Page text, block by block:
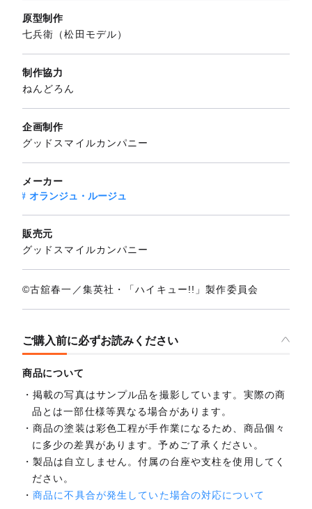
原型制作
七兵衛（松田モデル）
制作協力
ねんどろん
企画制作
グッドスマイルカンパニー
メーカー
オランジュ・ルージュ
販売元
グッドスマイルカンパニー
©古舘春一／集英社・「ハイキュー!!」製作委員会
ご購入前に必ずお読みください
商品について
掲載の写真はサンプル品を撮影しています。実際の商
品とは一部仕様等異なる場合があります。
商品の塗装は彩色工程が手作業になるため、商品個々
に多少の差異があります。予めご了承ください。
製品は自立しません。付属の台座や支柱を使用してく
ださい。
商品に不具合が発生していた場合の対応について